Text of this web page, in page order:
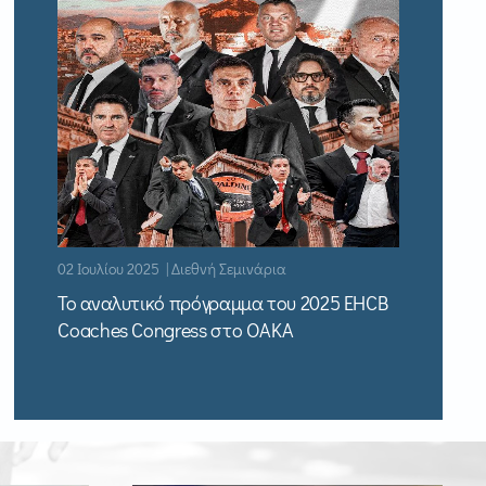
02 Ιουλίου 2025 | Διεθνή Σεμινάρια
Το αναλυτικό πρόγραμμα του 2025 EHCB
Coaches Congress στο ΟΑΚΑ